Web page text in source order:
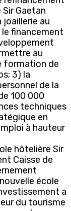
Gaetan
joaillerie au
le financement
au
formation de
3) la
de la
100 000
techniques
en
à hauteur
hôtelière Sir
Caisse de
école
a
du tourisme